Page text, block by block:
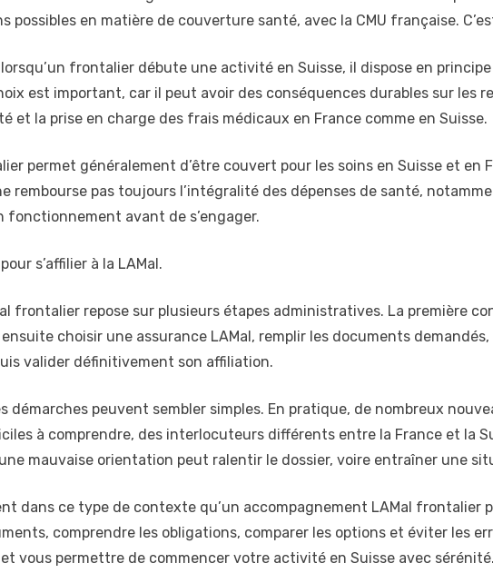
possibles en matière de couverture santé, avec la CMU française.
frontalier débute une activité en Suisse, il dispose en
est important, car il peut avoir des conséquences durables sur les
et la prise en charge des frais médicaux en France comme en Suisse.
permet généralement d’être couvert pour les soins en Suisse et en
rembourse pas toujours l’intégralité des dépenses de santé,
fonctionnement avant de s’engager.
s’affilier à la LAMal.
frontalier repose sur plusieurs étapes administratives. La première
choisir une assurance LAMal, remplir les documents
valider définitivement son affiliation.
démarches peuvent sembler simples. En pratique, de nombreux
à comprendre, des interlocuteurs différents entre la France et la
mauvaise orientation peut ralentir le dossier, voire entraîner une
dans ce type de contexte qu’un accompagnement LAMal
comprendre les obligations, comparer les options et éviter les
vous permettre de commencer votre activité en Suisse avec